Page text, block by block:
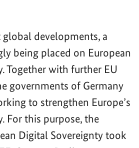
developments, a
being placed on European
Together with further EU
governments of Germany
to strengthen Europe’s
For this purpose, the
Digital Sovereignty took